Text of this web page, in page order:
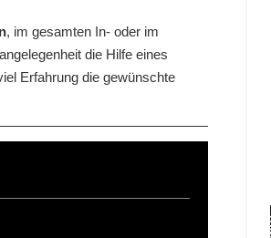
, im gesamten In- oder im
die Hilfe eines
Erfahrung die gewünschte